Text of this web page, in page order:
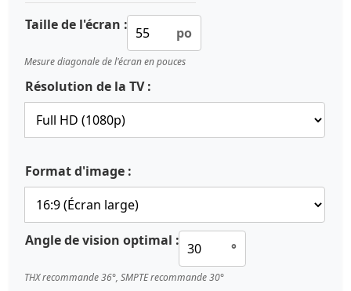
Taille de l'écran : po
Mesure diagonale de l'écran en pouces
Résolution de la TV :
Format d'image :
Angle de vision optimal : °
THX recommande 36°, SMPTE recommande 30°